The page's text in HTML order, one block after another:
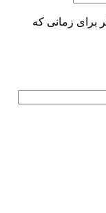
برای زمانی که